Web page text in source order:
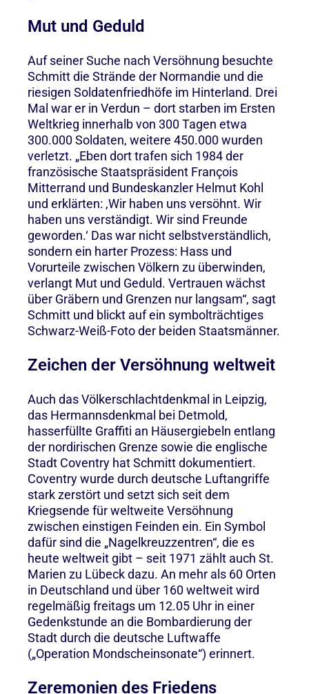
Mut und Geduld
Auf seiner Suche nach Versöhnung besuchte
Schmitt die Strände der Normandie und die
riesigen Soldatenfriedhöfe im Hinterland. Drei
Mal war er in Verdun – dort starben im Ersten
Weltkrieg innerhalb von 300 Tagen etwa
300.000 Soldaten, weitere 450.000 wurden
verletzt. „Eben dort trafen sich 1984 der
französische Staatspräsident François
Mitterrand und Bundeskanzler Helmut Kohl
und erklärten: ‚Wir haben uns versöhnt. Wir
haben uns verständigt. Wir sind Freunde
geworden.‘ Das war nicht selbstverständlich,
sondern ein harter Prozess: Hass und
Vorurteile zwischen Völkern zu überwinden,
verlangt Mut und Geduld. Vertrauen wächst
über Gräbern und Grenzen nur langsam“, sagt
Schmitt und blickt auf ein symbolträchtiges
Schwarz-Weiß-Foto der beiden Staatsmänner.
Zeichen der Versöhnung weltweit
Auch das Völkerschlachtdenkmal in Leipzig,
das Hermannsdenkmal bei Detmold,
hasserfüllte Graffiti an Häusergiebeln entlang
der nordirischen Grenze sowie die englische
Stadt Coventry hat Schmitt dokumentiert.
Coventry wurde durch deutsche Luftangriffe
stark zerstört und setzt sich seit dem
Kriegsende für weltweite Versöhnung
zwischen einstigen Feinden ein. Ein Symbol
dafür sind die „Nagelkreuzzentren“, die es
heute weltweit gibt – seit 1971 zählt auch St.
Marien zu Lübeck dazu. An mehr als 60 Orten
in Deutschland und über 160 weltweit wird
regelmäßig freitags um 12.05 Uhr in einer
Gedenkstunde an die Bombardierung der
Stadt durch die deutsche Luftwaffe
(„Operation Mondscheinsonate“) erinnert.
Zeremonien des Friedens